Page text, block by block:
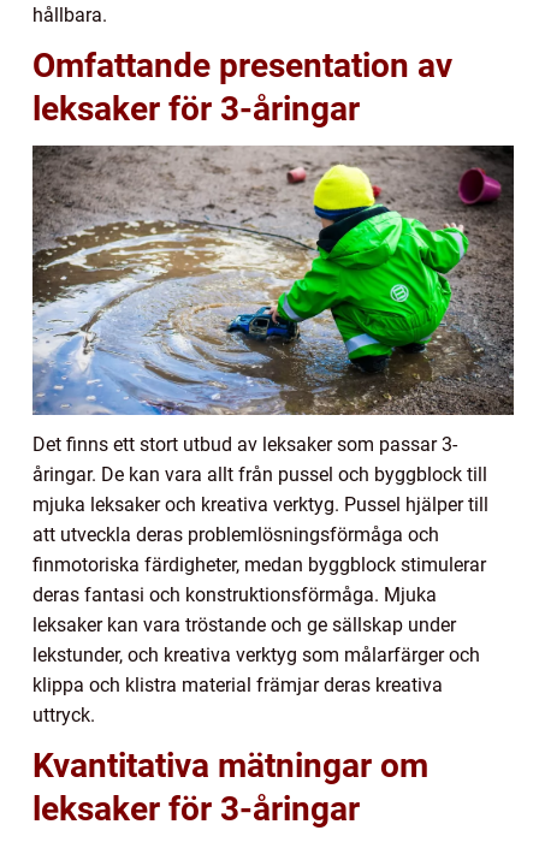
hållbara.
Omfattande presentation av
leksaker för 3-åringar
Det finns ett stort utbud av leksaker som passar 3-
åringar. De kan vara allt från pussel och byggblock till
mjuka leksaker och kreativa verktyg. Pussel hjälper till
att utveckla deras problemlösningsförmåga och
finmotoriska färdigheter, medan byggblock stimulerar
deras fantasi och konstruktionsförmåga. Mjuka
leksaker kan vara tröstande och ge sällskap under
lekstunder, och kreativa verktyg som målarfärger och
klippa och klistra material främjar deras kreativa
uttryck.
Kvantitativa mätningar om
leksaker för 3-åringar